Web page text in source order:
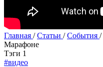
Главная /Статьи /События /
Марафоне
Tэги 1
#видео